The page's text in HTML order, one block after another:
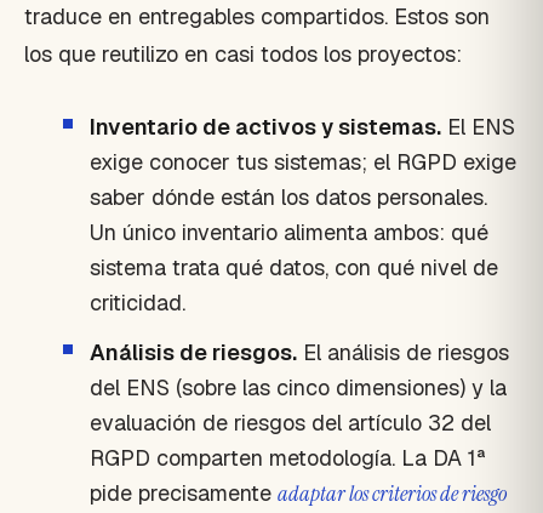
traduce en entregables compartidos. Estos son
los que reutilizo en casi todos los proyectos:
Inventario de activos y sistemas. El ENS
exige conocer tus sistemas; el RGPD exige
saber dónde están los datos personales.
Un único inventario alimenta ambos: qué
sistema trata qué datos, con qué nivel de
criticidad.
Análisis de riesgos. El análisis de riesgos
del ENS (sobre las cinco dimensiones) y la
evaluación de riesgos del artículo 32 del
RGPD comparten metodología. La DA 1ª
pide precisamente adaptar los criterios de riesgo